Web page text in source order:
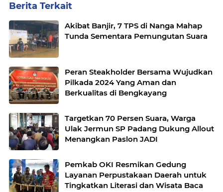
Berita Terkait
Akibat Banjir, 7 TPS di Nanga Mahap
Tunda Sementara Pemungutan Suara
Peran Steakholder Bersama Wujudkan
Pilkada 2024 Yang Aman dan
Berkualitas di Bengkayang
Targetkan 70 Persen Suara, Warga
Ulak Jermun SP Padang Dukung Allout
Menangkan Paslon JADI
Pemkab OKI Resmikan Gedung
Layanan Perpustakaan Daerah untuk
Tingkatkan Literasi dan Wisata Baca